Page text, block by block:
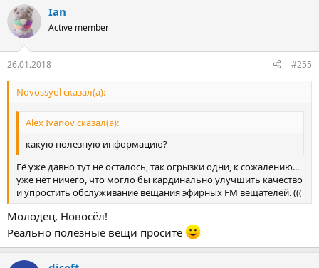
Ian
Active member
26.01.2018 #255
Novossyol сказал(а):
Alex Ivanov сказал(а):
какую полезную информацию?
Её уже давно тут не осталось, так огрызки одни, к сожалению...
уже нет ничего, что могло бы кардинально улучшить качество
и упростить обслуживание вещания эфирных FM вещателей. (((
Молодец, Новосёл!
Реально полезные вещи просите